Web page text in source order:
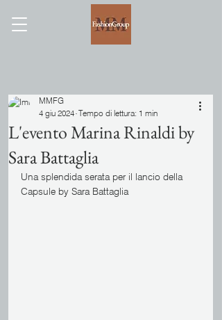
L'evento Marina Rinaldi by
Sara Battaglia
MMFG
4 giu 2024 Tempo di lettura: 1 min
Una splendida serata per il lancio della
Capsule by Sara Battaglia